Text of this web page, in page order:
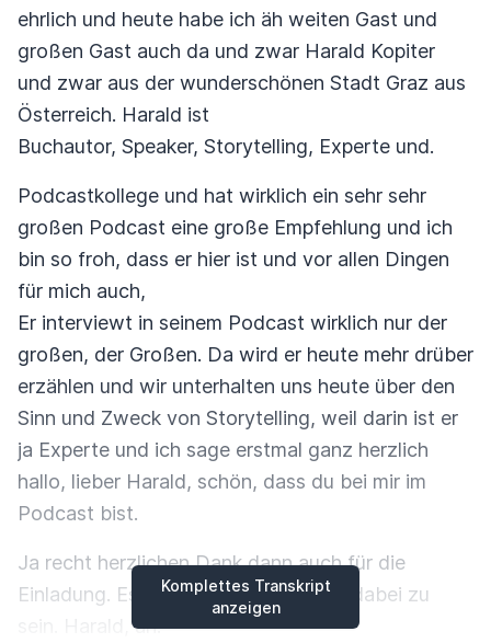
Komplettes Transkript
anzeigen
ehrlich und heute habe ich äh weiten Gast und
großen Gast auch da und zwar Harald Kopiter
und zwar aus der wunderschönen Stadt Graz aus
Österreich. Harald ist
Buchautor, Speaker, Storytelling, Experte und.
Podcastkollege und hat wirklich ein sehr sehr
großen Podcast eine große Empfehlung und ich
bin so froh, dass er hier ist und vor allen Dingen
für mich auch,
Er interviewt in seinem Podcast wirklich nur der
großen, der Großen. Da wird er heute mehr drüber
erzählen und wir unterhalten uns heute über den
Sinn und Zweck von Storytelling, weil darin ist er
ja Experte und ich sage erstmal ganz herzlich
hallo, lieber Harald, schön, dass du bei mir im
Podcast bist.
Ja recht herzlichen Dank dann auch für die
Einladung. Es freut mich sehr, da mit dabei zu
sein. Harald, äh.